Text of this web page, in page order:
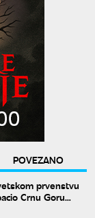
POVEZANO
prvenstvu
Crnu Goru